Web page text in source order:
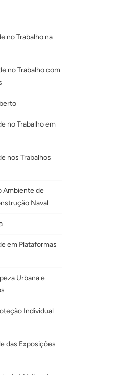
no Trabalho na
no Trabalho com
no Trabalho em
nos Trabalhos
Ambiente de
Naval
em Plataformas
Urbana e
Individual
das Exposições